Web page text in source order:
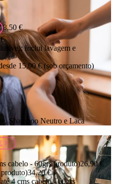
8,50 €
Inclui lavagem e
15,00 € (sob orçamento)
Shampoo Neutro e Laca
cabelo - 60grs produto)26,90 €
34,20 €
4 cms cabelo - 60grs